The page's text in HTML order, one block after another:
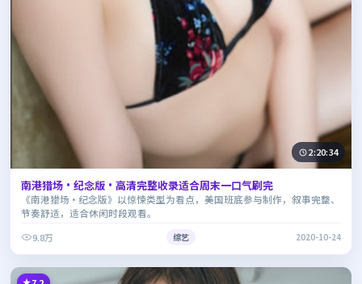
2:20:34
南港猎场·纪念版·高清完整收录适合周末一口气刷完
《南港猎场·纪念版》以惊悚类型为看点，美国班底参与制作，叙事完整、
节奏舒适，适合休闲时段观看。
9.8万
综艺 2020-10-24